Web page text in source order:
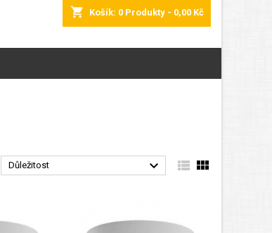
shopping_cart Košík: 0 Produkty - 0,00 Kč
Důležitost   